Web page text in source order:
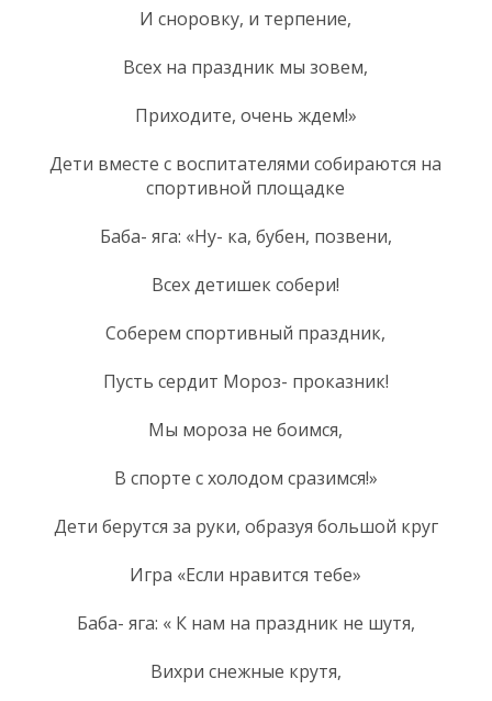
И сноровку, и терпение,
Всех на праздник мы зовем,
Приходите, очень ждем!»
Дети вместе с воспитателями собираются на
спортивной площадке
Баба- яга: «Ну- ка, бубен, позвени,
Всех детишек собери!
Соберем спортивный праздник,
Пусть сердит Мороз- проказник!
Мы мороза не боимся,
В спорте с холодом сразимся!»
Дети берутся за руки, образуя большой круг
Игра «Если нравится тебе»
Баба- яга: « К нам на праздник не шутя,
Вихри снежные крутя,